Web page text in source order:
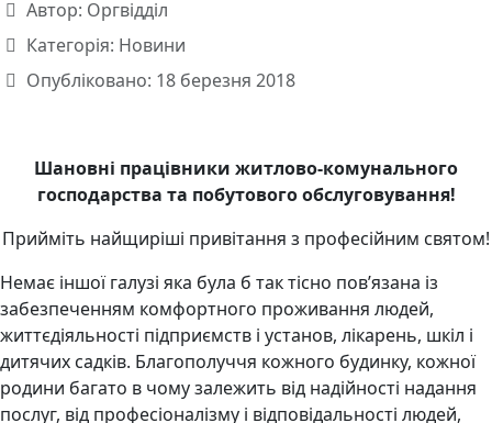
Автор: Оргвідділ
Категорія: Новини
Опубліковано: 18 березня 2018
Шановні працівники житлово-комунального
господарства та побутового обслуговування!
Прийміть найщиріші привітання з професійним святом!
Немає іншої галузі яка була б так тісно пов’язана із
забезпеченням комфортного проживання людей,
життєдіяльності підприємств і установ, лікарень, шкіл і
дитячих садків. Благополуччя кожного будинку, кожної
родини багато в чому залежить від надійності надання
послуг, від професіоналізму і відповідальності людей,